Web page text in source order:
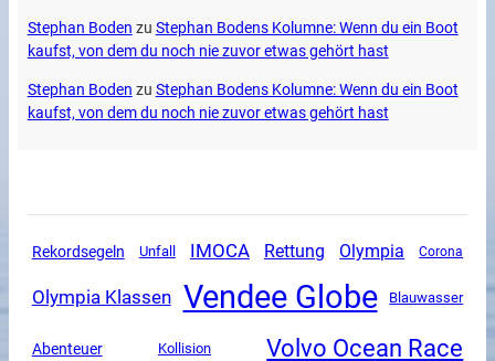
Stephan Boden zu Stephan Bodens Kolumne: Wenn du ein Boot
kaufst, von dem du noch nie zuvor etwas gehört hast
Stephan Boden zu Stephan Bodens Kolumne: Wenn du ein Boot
kaufst, von dem du noch nie zuvor etwas gehört hast
Rekordsegeln Unfall IMOCA Rettung Olympia Corona
Olympia Klassen Vendee Globe Blauwasser
Abenteuer Kollision Volvo Ocean Race